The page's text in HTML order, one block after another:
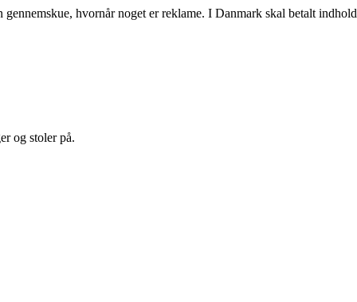
hvornår noget er reklame. I Danmark skal betalt indhold
og stoler på.